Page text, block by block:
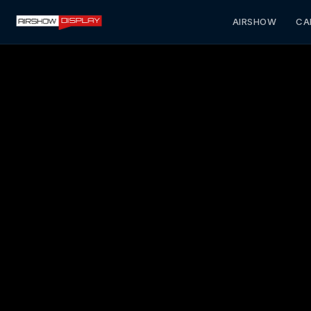
AIRSHOW